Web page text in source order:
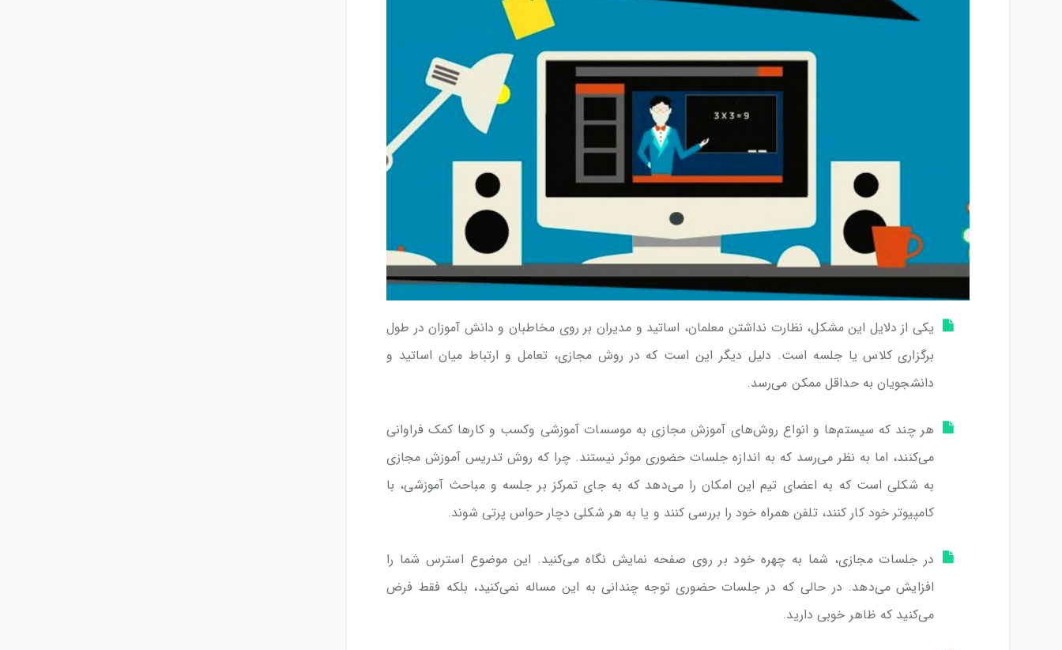
یکی از دلایل این مشکل، نظارت نداشتن معلمان، اساتید و مدیران بر روی مخاطبان و دانش آموزان در طول
برگزاری کلاس یا جلسه است. دلیل دیگر این است که در روش مجازی، تعامل و ارتباط میان اساتید و
دانشجویان به حداقل ممکن می‌رسد.
هر چند که سیستم‌ها و انواع روش‌های آموزش مجازی به موسسات آموزشی وکسب و کارها کمک فراوانی
می‌کنند، اما به نظر می‌رسد که به اندازه جلسات حضوری موثر نیستند. چرا که روش تدریس آموزش مجازی
به شکلی است که به اعضای تیم این امکان را می‌دهد که به جای تمرکز بر جلسه و مباحث آموزشی، با
کامپیوتر خود کار کنند، تلفن همراه خود را بررسی کنند و یا به هر شکلی دچار حواس پرتی شوند.
در جلسات مجازی، شما به چهره خود بر روی صفحه نمایش نگاه می‌کنید. این موضوع استرس شما را
افزایش می‌دهد. در حالی که در جلسات حضوری توجه چندانی به این مساله نمی‌کنید، بلکه فقط فرض
می‌کنید که ظاهر خوبی دارید.